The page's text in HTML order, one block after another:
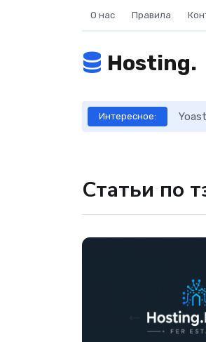
О нас Правила
Hosting.
Интересное:
Статьи по